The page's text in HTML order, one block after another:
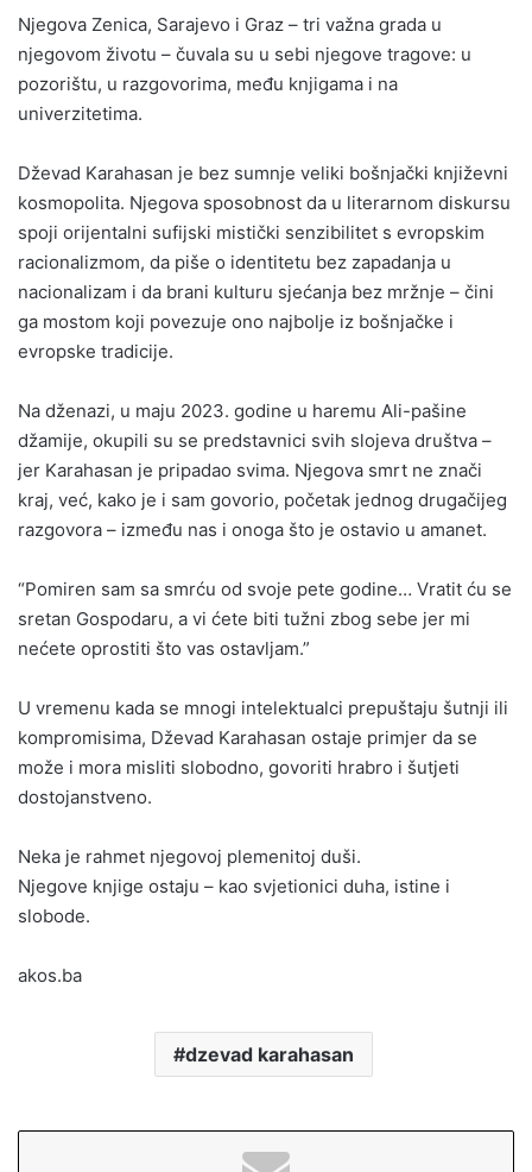
Njegova Zenica, Sarajevo i Graz – tri važna grada u
njegovom životu – čuvala su u sebi njegove tragove: u
pozorištu, u razgovorima, među knjigama i na
univerzitetima.
Dževad Karahasan je bez sumnje veliki bošnjački književni
kosmopolita. Njegova sposobnost da u literarnom diskursu
spoji orijentalni sufijski mistički senzibilitet s evropskim
racionalizmom, da piše o identitetu bez zapadanja u
nacionalizam i da brani kulturu sjećanja bez mržnje – čini
ga mostom koji povezuje ono najbolje iz bošnjačke i
evropske tradicije.
Na dženazi, u maju 2023. godine u haremu Ali-pašine
džamije, okupili su se predstavnici svih slojeva društva –
jer Karahasan je pripadao svima. Njegova smrt ne znači
kraj, već, kako je i sam govorio, početak jednog drugačijeg
razgovora – između nas i onoga što je ostavio u amanet.
“Pomiren sam sa smrću od svoje pete godine… Vratit ću se
sretan Gospodaru, a vi ćete biti tužni zbog sebe jer mi
nećete oprostiti što vas ostavljam.”
U vremenu kada se mnogi intelektualci prepuštaju šutnji ili
kompromisima, Dževad Karahasan ostaje primjer da se
može i mora misliti slobodno, govoriti hrabro i šutjeti
dostojanstveno.
Neka je rahmet njegovoj plemenitoj duši.
Njegove knjige ostaju – kao svjetionici duha, istine i
slobode.
akos.ba
dzevad karahasan